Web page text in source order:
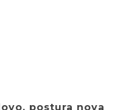
postura nova